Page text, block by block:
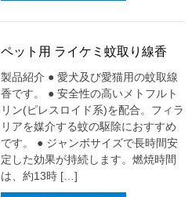
ペット用 ライケミ蚊取り線香
製品紹介 ● 愛犬及び愛猫用の蚊取線
香です。 ● 安全性の高いメトフルト
リン(ピレスロイド系)を配合。フィラ
リアを媒介する蚊の駆除におすすめ
です。 ● ジャンボサイズで長時間安
定した効果が持続します。燃焼時間
は、約13時 […]